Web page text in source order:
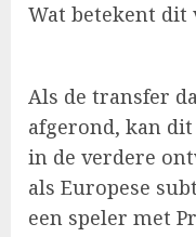
Wat betekent dit
Als de transfer
afgerond, kan
in de verdere
als Europese
een speler met